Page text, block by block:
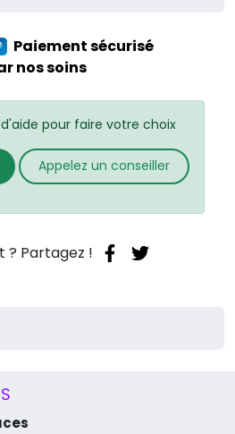
Paiement sécurisé
nos soins
pour faire votre choix
Appelez un conseiller
? Partagez !